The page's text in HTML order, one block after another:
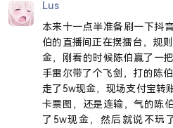
Lus
本来十一点半准备刷一下抖
伯的直播间正在摆擂台，规
金，刚看的时候陈伯赢了一
手雷尔带了个飞剑，打的陈
走了5w现金，现场支付宝转
卡票图，还是连输，气的陈
了5w现金，然后就说不玩